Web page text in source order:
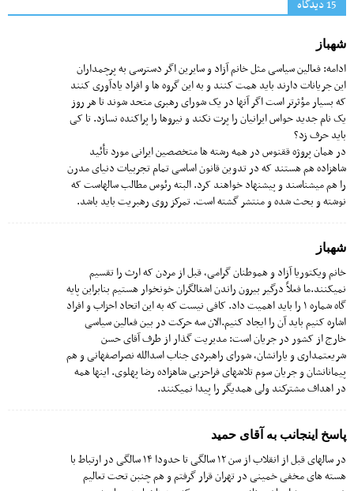
15 دیدگاه‌
شهباز
ادامه: فعالین سیاسی مثل خانم آزاد و سایرین اگر دسترسی به پرچمداران
این جریانات دارند باید همت کنند و به این گروه ها و افراد یادآوری کنند
که بسیار مؤثرتر است اگر آنها در یک شورای رهبری متحد شوند تا هر روز
یک نام جدید حواس ایرانیان را پرت نکند و نیروها را پراکنده نسازد. تا کی
باید حرف زد؟
در همان پروژه ققنوس در همه رشته ها متخصصین ایرانی مورد تأئید
شاهزاده هم هستند که در تدوین قانون اساسی تمام تجربیات دنیای مدرن
را هم میشناسند و پیشنهاد خواهند کرد. البته رئوس مطالب سالهاست که
نوشته و بحث شده و منتشر گشته است. تمرکز روی رهبریت باید باشد.
شهباز
خانم ویکتوریا آزاد و هموطنان گرامی، قبل از مردن که ارث را تقسیم
نمیکنند.ما فعلاً درگیر بیرون راندن اشغالگران خونخوار هستیم بنابراین پایه
گاه شماره ۱ را باید اهمیت داد. کافی نیست که به این اتحاد احزاب و افراد
اشاره کنیم باید آن را ایجاد کنیم.الان سه حرکت در بین فعالین سیاسی
خارج از کشور در جریان است: مدیریت گذار از طرف آقای حسن
شریعتمداری و یارانشان، شورای راهبردی جناب اسدالله نصراصفهانی و هم
پیمانانشان و جریان سوم تلاشهای فراحزبی شاهزاده رضا پهلوی. اینها همه
در اهداف مشترکند ولی همدیگر را پیدا نمیکنند.
پاسخ اینجانب به آقای حمید
در سالهای قبل از انقلاب از سن ١٢ سالگی تا حدودا ١۴ سالگی در ارتباط با
هسته های مخفی خمینی در تهران قرار گرفتم و هم چنبن تحت تعالیم